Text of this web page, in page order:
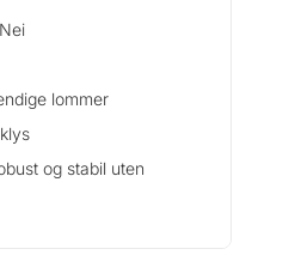
lommer
og stabil uten